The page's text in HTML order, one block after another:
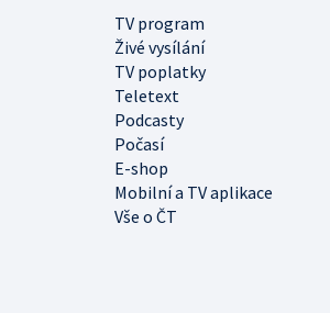
TV program
Živé vysílání
TV poplatky
Teletext
Podcasty
Počasí
E-shop
Mobilní a TV aplikace
Vše o ČT